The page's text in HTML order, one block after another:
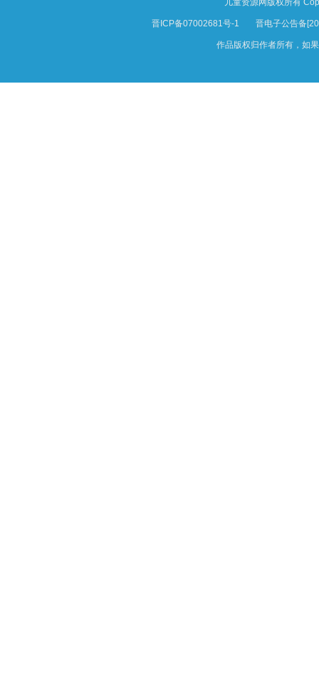
儿童资源网版权所有
晋ICP备07002681号-1 晋电子公告备
作品版权归作者所有，如